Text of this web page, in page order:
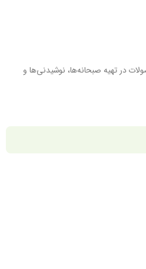
در تهیه صبحانه‌ها، نوشیدنی‌ها و